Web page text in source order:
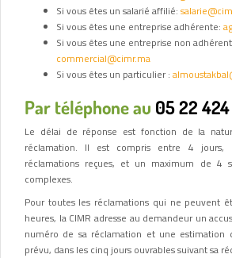
Si vous êtes un salarié affilié:
Si vous êtes une entreprise adhérente:
Si vous êtes une entreprise non
commercial@cimr.ma
Si vous êtes un particulier :
Par téléphone au 05 22
Le délai de réponse est fonction de la
réclamation. Il est compris entre 4 jours,
réclamations reçues, et un maximum de 4
complexes.
Pour toutes les réclamations qui ne peuvent
heures, la CIMR adresse au demandeur un
numéro de sa réclamation et une
prévu, dans les cinq jours ouvrables suivant sa